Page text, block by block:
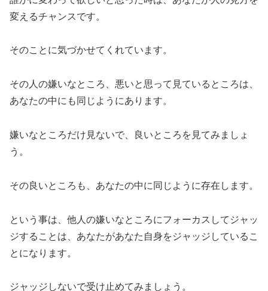
変えるチャンスです。
そのことに気づかせてくれています。
その人の嫌いなところ、悪いと思って見ているところは、
あなたの中にも同じようにあります。
嫌いなところだけ見ないで、良いところを見てみましょ
う。
その良いところも、あなたの中に同じように存在します。
という事は、他人の嫌いなところにフォーカスしてジャッ
ジすることは、 あなたがあなた自身をジャッジ しているこ
とになります。
ジャッジしないで受け止めてみましょう。